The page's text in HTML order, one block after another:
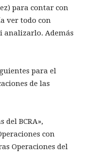
para contar con
ver todo con
analizarlo. Además
para el
de las
del BCRA»,
con
Operaciones del